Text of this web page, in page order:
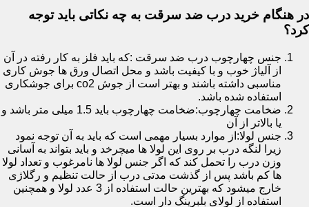
در هنگام خرید درب ضد سرقت به چه نکاتی باید توجه
کرد؟
جنس چهارچوب درب ضد سرقت :که باید فلز به کار رفته در آن
از آلیاژ خوب و با کیفیت باشد و محل اتصال ورق ها جوش کاری
مناسبی داشته باشند و بهتر است از جوش co2 برای جوشکاری
استفاده شده باشد.
ضخامت چهارچوب:ضخامت چهارچوب باید 1.5 میلی متر باشد و
یا بالاتر از آن
جنس لولا:از موارد بسیار مهمی است که باید به آن توجه نمود
زیرا لنگه درب بر روی این لولا ها میچرخد و باید بتواند به آسانی
وزن درب را تحمل کند که اگر جنس لولا ها نامرغوب و تعداد لولا
ها کم باشد پس از گذشت مدتی درب از حالت تنظیم و رگلاژی
خارج میشود که بهترین حالت استفاده از 3 عدد لولا و همچنین
استفاده از لولای بلبرینگ دار است.